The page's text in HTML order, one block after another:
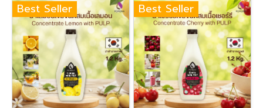
Best Seller
Best Seller